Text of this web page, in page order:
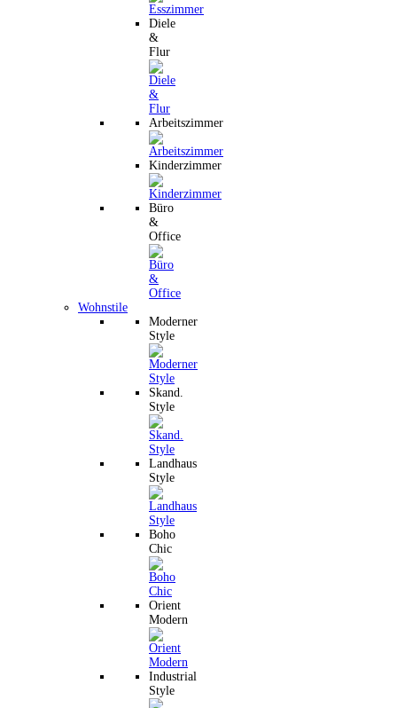
Diele
&
Flur
Arbeitszimmer
Kinderzimmer
Büro
&
Office
Wohnstile
Moderner
Style
Skand.
Style
Landhaus
Style
Boho
Chic
Orient
Modern
Industrial
Style